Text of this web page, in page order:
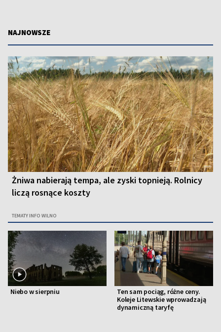
NAJNOWSZE
Żniwa nabierają tempa, ale zyski topnieją. Rolnicy
liczą rosnące koszty
TEMATY INFO WILNO
Niebo w sierpniu
Ten sam pociąg, różne ceny.
Koleje Litewskie wprowadzają
dynamiczną taryfę